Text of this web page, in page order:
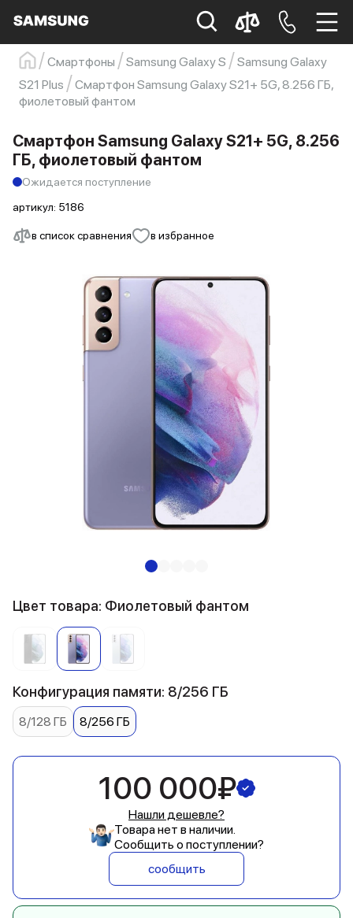
Samsung Смартфон s23
s23 ultra
Galaxy S22
s21
Смартфоны Samsung Galaxy S
Samsung Galaxy
S21 Plus
Смартфон Samsung Galaxy S21+ 5G, 8.256 ГБ,
фиолетовый фантом
в список сравнения в избранное
Смартфон Samsung Galaxy S21+ 5G, 8.256
ГБ, фиолетовый фантом
Ожидается поступление
артикул: 5186
Цвет товара: Фиолетовый фантом
Конфигурация памяти: 8/256 ГБ
8/128 ГБ 8/256 ГБ
100 000₽
Нашли дешевле?
Товара нет в наличии.
Сообщить о поступлении?
сообщить